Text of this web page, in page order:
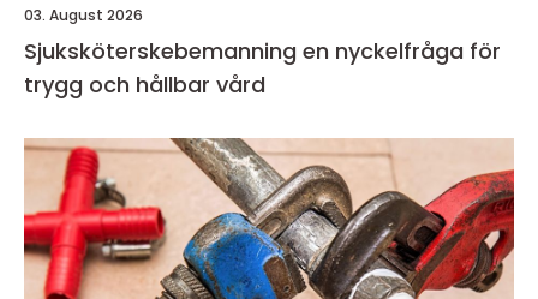
03. August 2026
Sjuksköterskebemanning en nyckelfråga för
trygg och hållbar vård